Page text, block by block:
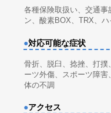
各種保険取扱い、交通事
ン、酸素BOX、TRX、
●対応可能な症状
骨折、脱臼、捻挫、打
ーツ外傷、スポーツ障
体の不調
●アクセス